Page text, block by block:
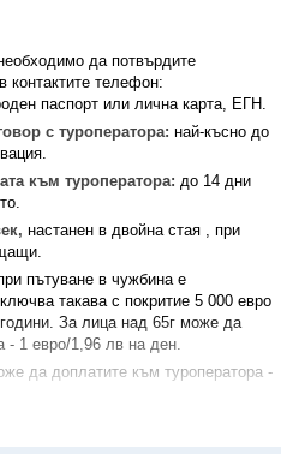
да потвърдите
контактите телефон:
паспорт или лична карта, ЕГН.
с туроператора: най-късно до
към туроператора: до 14 дни
настанен в двойна стая , при
пътуване в чужбина е
такава с покритие 5 000 еврo
За лица над 65г може да
- 1 евро/1,96 лв на ден.
да доплатите към туроператора -